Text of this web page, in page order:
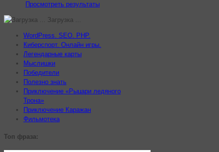
Просмотреть результаты
Загрузка ...
WordPress. SEO. PHP.
Киберспорт. Онлайн игры.
Легендарные карты
Мыслишки
Победители
Полезно знать
Приключение «Рыцари ледяного
Трона»
Приключение Каражан
Фильмотека
Топ фраза: